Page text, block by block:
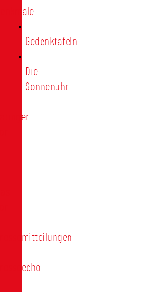
Denkmale
Gedenktafeln
Die
Sonnenuhr
Ratinger
Pressemitteilungen
Presseecho